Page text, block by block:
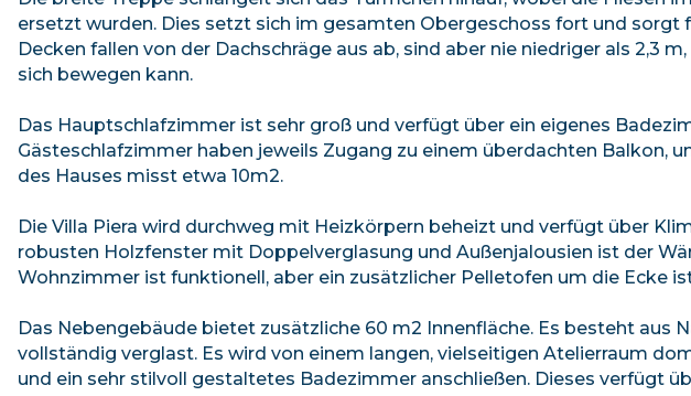
ersetzt wurden. Dies setzt sich im gesamten Obergeschoss fort und sorgt
Decken fallen von der Dachschräge aus ab, sind aber nie niedriger als 2,3
sich bewegen kann.
Das Hauptschlafzimmer ist sehr groß und verfügt über ein eigenes
Gästeschlafzimmer haben jeweils Zugang zu einem überdachten Balkon,
des Hauses misst etwa 10m2.
Die Villa Piera wird durchweg mit Heizkörpern beheizt und verfügt über
robusten Holzfenster mit Doppelverglasung und Außenjalousien ist der
Wohnzimmer ist funktionell, aber ein zusätzlicher Pelletofen um die Ecke
Das Nebengebäude bietet zusätzliche 60 m2 Innenfläche. Es besteht aus
vollständig verglast. Es wird von einem langen, vielseitigen Atelierraum
und ein sehr stilvoll gestaltetes Badezimmer anschließen. Dieses verfügt